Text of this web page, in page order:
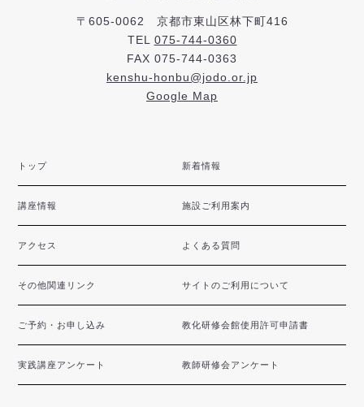
〒605-0062 京都市東山区林下町416
TEL 075-744-0360
FAX 075-744-0363
kenshu-honbu@jodo.or.jp
Google Map
トップ 新着情報
講座情報 施設ご利用案内
アクセス よくある質問
その他関連リンク サイトのご利用について
ご予約・お申し込み 教化研修会館使用許可申請書
実践講座アンケート 教師研修会アンケート